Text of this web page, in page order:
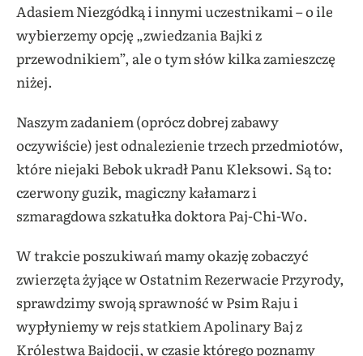
Adasiem Niezgódką i innymi uczestnikami – o ile
wybierzemy opcję „zwiedzania Bajki z
przewodnikiem”, ale o tym słów kilka zamieszczę
niżej.
Naszym zadaniem (oprócz dobrej zabawy
oczywiście) jest odnalezienie trzech przedmiotów,
które niejaki Bebok ukradł Panu Kleksowi. Są to:
czerwony guzik, magiczny kałamarz i
szmaragdowa szkatułka doktora Paj-Chi-Wo.
W trakcie poszukiwań mamy okazję zobaczyć
zwierzęta żyjące w Ostatnim Rezerwacie Przyrody,
sprawdzimy swoją sprawność w Psim Raju i
wypłyniemy w rejs statkiem Apolinary Baj z
Królestwa Bajdocji, w czasie którego poznamy